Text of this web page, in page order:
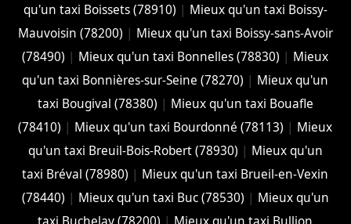
qu'un taxi Boissets (78910) | Mieux qu'un taxi Boissy-
Mauvoisin (78200) | Mieux qu'un taxi Boissy-sans-Avoir
(78490) | Mieux qu'un taxi Bonnelles (78830) | Mieux
qu'un taxi Bonnières-sur-Seine (78270) | Mieux qu'un
taxi Bougival (78380) | Mieux qu'un taxi Bouafle
(78410) | Mieux qu'un taxi Bourdonné (78113) | Mieux
qu'un taxi Breuil-Bois-Robert (78930) | Mieux qu'un
taxi Bréval (78980) | Mieux qu'un taxi Brueil-en-Vexin
(78440) | Mieux qu'un taxi Buc (78530) | Mieux qu'un